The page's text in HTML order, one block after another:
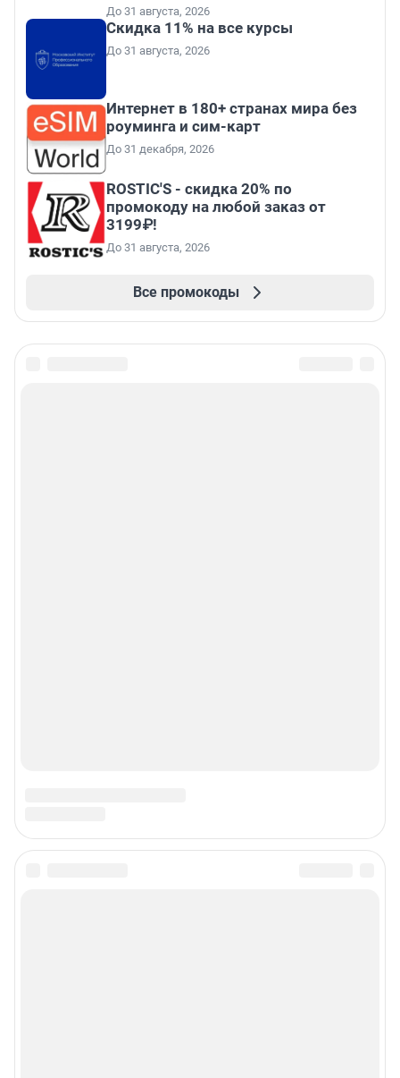
До 31 августа, 2026
Скидка 11% на все курсы
До 31 августа, 2026
Интернет в 180+ странах мира без
роуминга и сим-карт
До 31 декабря, 2026
ROSTIC'S - скидка 20% по
промокоду на любой заказ от
3199₽!
До 31 августа, 2026
Все промокоды